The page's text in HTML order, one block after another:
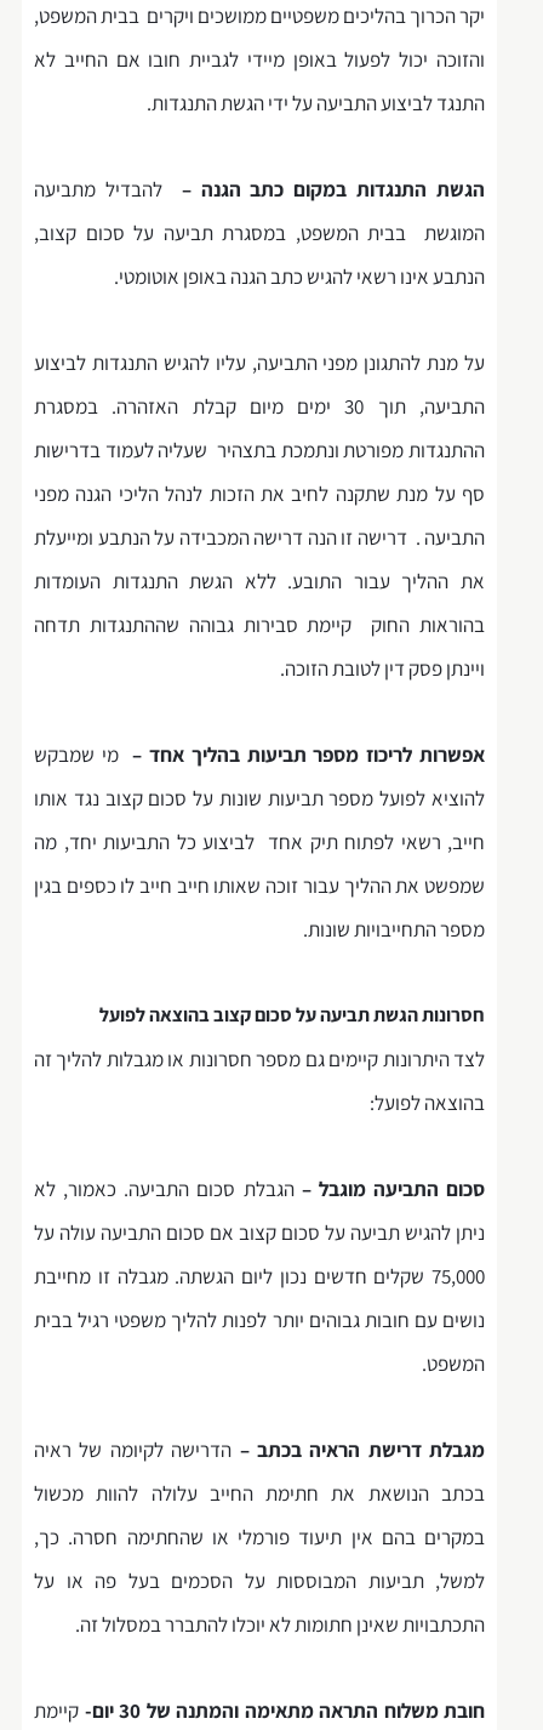
יקר הכרוך בהליכים משפטיים ממושכים ויקרים בבית המשפט,
והזוכה יכול לפעול באופן מיידי לגביית חובו אם החייב לא
התנגד לביצוע התביעה על ידי הגשת התנגדות.
הגשת התנגדות במקום כתב הגנה –להבדיל מתביעה
המוגשת בבית המשפט, במסגרת תביעה על סכום קצוב,
הנתבע אינו רשאי להגיש כתב הגנה באופן אוטומטי.
על מנת להתגונן מפני התביעה, עליו להגיש התנגדות לביצוע
התביעה, תוך 30 ימים מיום קבלת האזהרה. במסגרת
ההתנגדות מפורטת ונתמכת בתצהיר שעליה לעמוד בדרישות
סף על מנת שתקנה לחיב את הזכות לנהל הליכי הגנה מפני
התביעה . דרישה זו הנה דרישה המכבידה על הנתבע ומייעלת
את ההליך עבור התובע. ללא הגשת התנגדות העומדות
בהוראות החוק קיימת סבירות גבוהה שההתנגדות תדחה
ויינתן פסק דין לטובת הזוכה.
אפשרות לריכוז מספר תביעות בהליך אחד –מי שמבקש
להוציא לפועל מספר תביעות שונות על סכום קצוב נגד אותו
חייב, רשאי לפתוח תיק אחד לביצוע כל התביעות יחד, מה
שמפשט את ההליך עבור זוכה שאותו חייב חייב לו כספים בגין
מספר התחייבויות שונות.
חסרונות הגשת תביעה על סכום קצוב בהוצאה לפועל
לצד היתרונות קיימים גם מספר חסרונות או מגבלות להליך זה
בהוצאה לפועל:
סכום התביעה מוגבל – הגבלת סכום התביעה. כאמור, לא
ניתן להגיש תביעה על סכום קצוב אם סכום התביעה עולה על
75,000 שקלים חדשים נכון ליום הגשתה. מגבלה זו מחייבת
נושים עם חובות גבוהים יותר לפנות להליך משפטי רגיל בבית
המשפט.
מגבלת דרישת הראיה בכתב – הדרישה לקיומה של ראיה
בכתב הנושאת את חתימת החייב עלולה להוות מכשול
במקרים בהם אין תיעוד פורמלי או שהחתימה חסרה. כך,
למשל, תביעות המבוססות על הסכמים בעל פה או על
התכתבויות שאינן חתומות לא יוכלו להתברר במסלול זה.
חובת משלוח התראה מתאימה והמתנה של 30 יום-
קיימת